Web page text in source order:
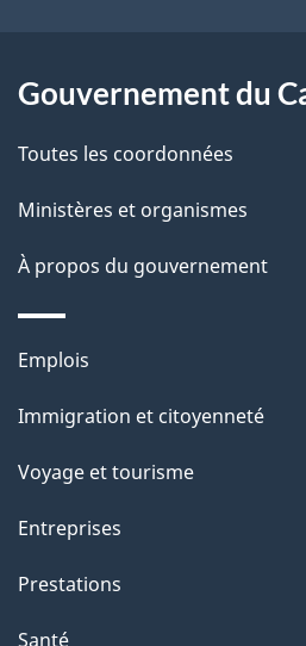
l
a
g
e
Gouvernement du
Toutes les coordonnées
Ministères et organismes
À propos du gouvernement
Thèmes
sujets
Emplois
Immigration et citoyenneté
Voyage et tourisme
Entreprises
Prestations
Santé